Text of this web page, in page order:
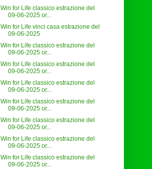
Win for Life classico estrazione del
09-06-2025 or...
Win for Life vinci casa estrazione del
09-06-2025
Win for Life classico estrazione del
09-06-2025 or...
Win for Life classico estrazione del
09-06-2025 or...
Win for Life classico estrazione del
09-06-2025 or...
Win for Life classico estrazione del
09-06-2025 or...
Win for Life classico estrazione del
09-06-2025 or...
Win for Life classico estrazione del
09-06-2025 or...
Win for Life classico estrazione del
09-06-2025 or...